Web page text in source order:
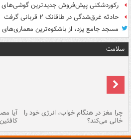
رکوردشکنی پیش‌فروش جدیدترین
حادثه غرق‌شدگی در طاقانک ۲ قربانی گرفت
مسجد جامع یزد، از باشکوه‌ترین معماری‌های
سلامت
چرا مغز در هنگام خواب، انرژی خود را
خالی می‌کند؟
آیا